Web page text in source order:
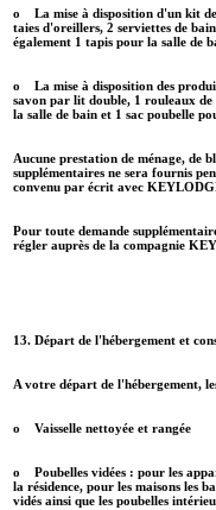
o La mise à disposition d'un kit
taies d'oreillers, 2 serviettes de
également 1 tapis pour la salle de
o La mise à disposition des
savon par lit double, 1 rouleaux
la salle de bain et 1 sac poubelle
Aucune prestation de ménage, de
supplémentaires ne sera fournis
convenu par écrit avec
Pour toute demande
régler auprès de la compagnie
13. Départ de l'hébergement et
A votre départ de l'hébergement,
o Vaisselle nettoyée et rangée
o Poubelles vidées : pour les
la résidence, pour les maisons les
vidés ainsi que les poubelles